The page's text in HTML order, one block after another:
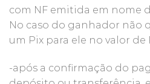
com NF emitida em nome
No caso do ganhador não
um Pix para ele no valor de
-após a confirmação do